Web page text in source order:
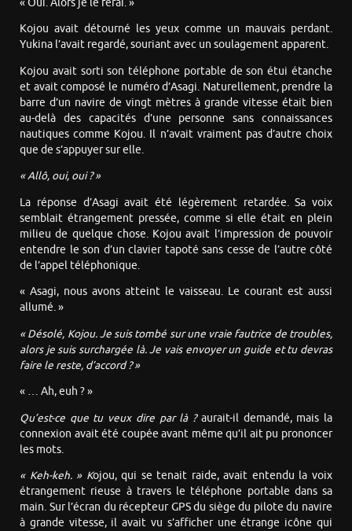
Kojou avait détourné les yeux comme un mauvais perdant.
Yukina l’avait regardé, souriant avec un soulagement apparent.
Kojou avait sorti son téléphone portable de son étui étanche
et avait composé le numéro d’Asagi. Naturellement, prendre la
barre d’un navire de vingt mètres à grande vitesse était bien
au-delà des capacités d’une personne sans connaissances
nautiques comme Kojou. Il n’avait vraiment pas d’autre choix
que de s’appuyer sur elle.
« Allô, oui, oui ? »
La réponse d’Asagi avait été légèrement retardée. Sa voix
semblait étrangement pressée, comme si elle était en plein
milieu de quelque chose. Kojou avait l’impression de pouvoir
entendre le son d’un clavier tapoté sans cesse de l’autre côté
de l’appel téléphonique.
« Asagi, nous avons atteint le vaisseau. Le courant est aussi
allumé. »
« Désolé, Kojou. Je suis tombé sur une vraie fautrice de troubles,
alors je suis surchargée là. Je vais envoyer un guide et tu devras
faire le reste, d’accord ? »
« … Ah, euh ? »
Qu’est-ce que tu veux dire par là ? aurait-il demandé, mais la
connexion avait été coupée avant même qu’il ait pu prononcer
les mots.
« Keh-keh. » Kojou, qui se tenait raide, avait entendu la voix
étrangement rieuse à travers le téléphone portable dans sa
main. Sur l’écran du récepteur GPS du siège du pilote du navire
à grande vitesse, il avait vu s’afficher une étrange icône qui